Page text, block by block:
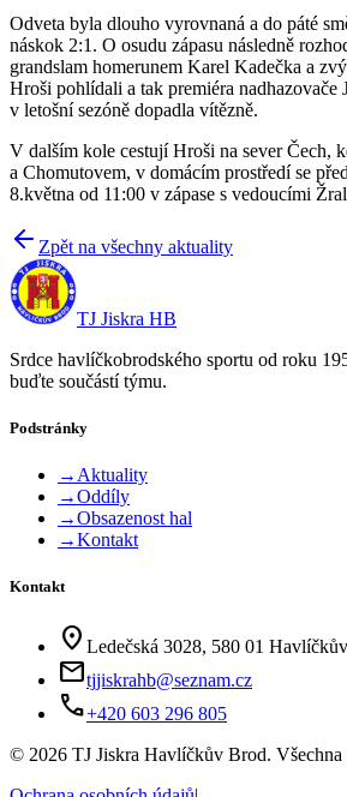
Odveta byla dlouho vyrovnaná a do páté
náskok 2:1. O osudu zápasu následně
grandslam homerunem Karel Kadečka a
Hroši pohlídali a tak premiéra nadhazovače
v letošní sezóně dopadla vítězně.
V dalším kole cestují Hroši na sever Čech,
a Chomutovem, v domácím prostředí se
8.května od 11:00 v zápase s vedoucími
Zpět na všechny aktuality
TJ Jiskra HB
Srdce havlíčkobrodského sportu od roku
buďte součástí týmu.
Podstránky
→ Aktuality
→Oddíly
→Obsazenost hal
→Kontakt
Kontakt
location_on Ledečská 3028, 580 01
mailtjjiskrahb@seznam.cz
phone+420 603 296 805
© 2026 TJ Jiskra Havlíčkův Brod. Všechna